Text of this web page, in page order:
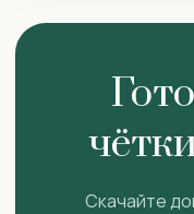
Скачайте